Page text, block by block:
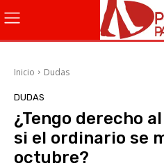
Inicio Dudas
DUDAS
¿Tengo derecho
si el ordinario se
octubre?